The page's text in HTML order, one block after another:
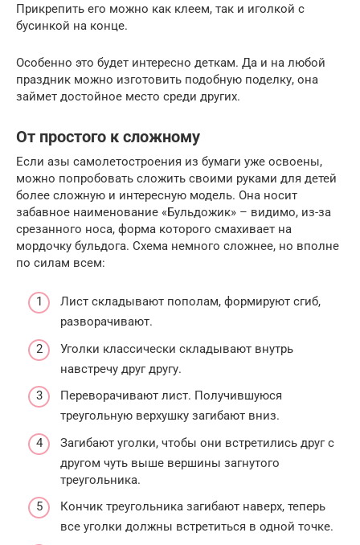
Прикрепить его можно как клеем, так и иголкой с
бусинкой на конце.
Особенно это будет интересно деткам. Да и на любой
праздник можно изготовить подобную поделку, она
займет достойное место среди других.
От простого к сложному
Если азы самолетостроения из бумаги уже освоены,
можно попробовать сложить своими руками для детей
более сложную и интересную модель. Она носит
забавное наименование «Бульдожик» – видимо, из-за
срезанного носа, форма которого смахивает на
мордочку бульдога. Схема немного сложнее, но вполне
по силам всем:
Лист складывают пополам, формируют сгиб,
разворачивают.
Уголки классически складывают внутрь
навстречу друг другу.
Переворачивают лист. Получившуюся
треугольную верхушку загибают вниз.
Загибают уголки, чтобы они встретились друг с
другом чуть выше вершины загнутого
треугольника.
Кончик треугольника загибают наверх, теперь
все уголки должны встретиться в одной точке.